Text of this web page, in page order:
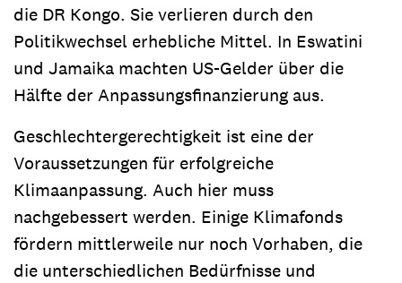
die DR Kongo. Sie verlieren durch den
Politikwechsel erhebliche Mittel. In Eswatini
und Jamaika machten US-Gelder über die
Hälfte der Anpassungsfinanzierung aus.
Geschlechtergerechtigkeit ist eine der
Voraussetzungen für erfolgreiche
Klimaanpassung. Auch hier muss
nachgebessert werden. Einige Klimafonds
fördern mittlerweile nur noch Vorhaben, die
die unterschiedlichen Bedürfnisse und